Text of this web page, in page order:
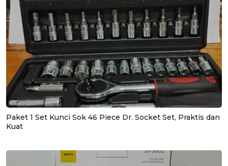
Paket 1 Set Kunci Sok 46 Piece Dr. Socket Set, Praktis dan
Kuat